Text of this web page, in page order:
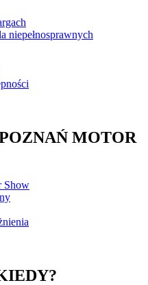
niepełnosprawnych
MOTOR
Show